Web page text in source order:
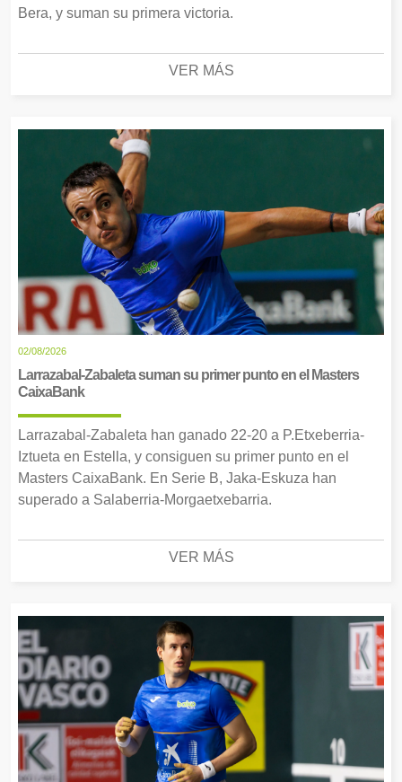
Bera, y suman su primera victoria.
VER MÁS
02/08/2026
Larrazabal-Zabaleta suman su primer punto en el Masters
CaixaBank
Larrazabal-Zabaleta han ganado 22-20 a P.Etxeberria-
Iztueta en Estella, y consiguen su primer punto en el
Masters CaixaBank. En Serie B, Jaka-Eskuza han
superado a Salaberria-Morgaetxebarria.
VER MÁS